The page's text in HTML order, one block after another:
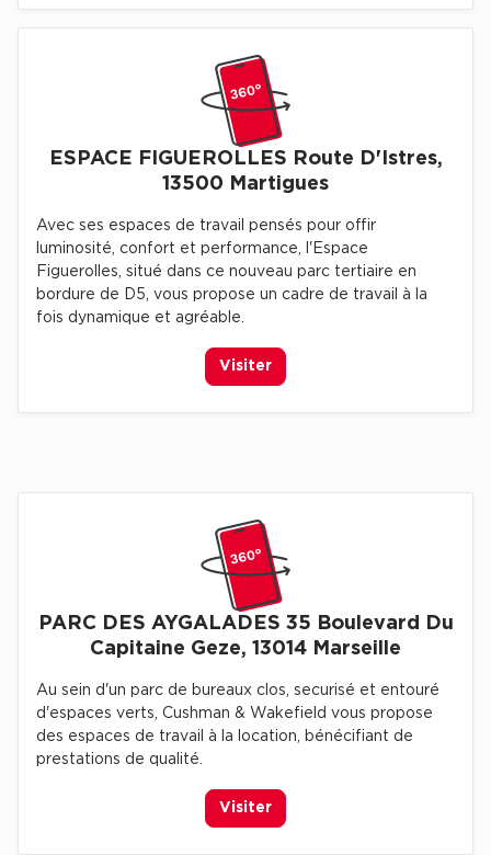
Entrepôts logistique classe A
Location de Commerces
Location de Commerces à Paris
Achat de Commerces à Nîmes
Achat de Commerces à Toulouse
Achat de Commerces à Marseille
ESPACE FIGUEROLLES Route D'Istres,
13500 Martigues
Avec ses espaces de travail pensés pour offir
luminosité, confort et performance, l'Espace
Figuerolles, situé dans ce nouveau parc tertiaire en
bordure de D5, vous propose un cadre de travail à la
fois dynamique et agréable.
Visiter
PARC DES AYGALADES 35 Boulevard Du
Capitaine Geze, 13014 Marseille
Au sein d'un parc de bureaux clos, securisé et entouré
d'espaces verts, Cushman & Wakefield vous propose
des espaces de travail à la location, bénécifiant de
prestations de qualité.
Visiter